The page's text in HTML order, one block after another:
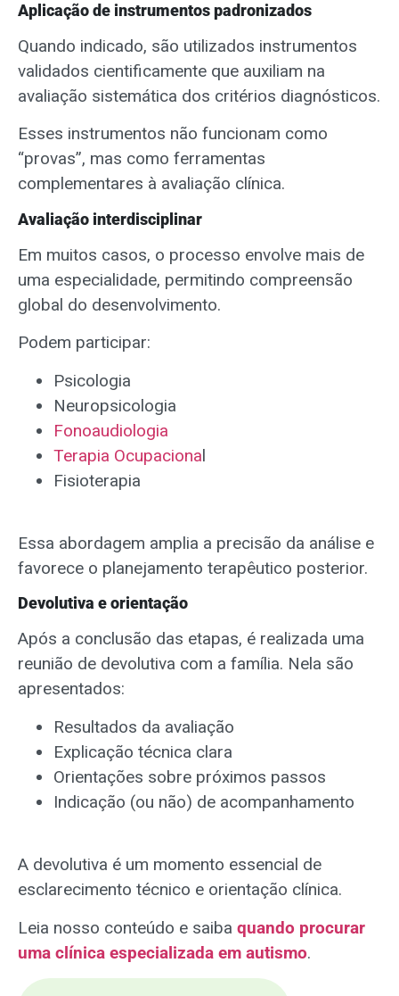
Aplicação de instrumentos padronizados
Quando indicado, são utilizados instrumentos
validados cientificamente que auxiliam na
avaliação sistemática dos critérios diagnósticos.
Esses instrumentos não funcionam como
“provas”, mas como ferramentas
complementares à avaliação clínica.
Avaliação interdisciplinar
Em muitos casos, o processo envolve mais de
uma especialidade, permitindo compreensão
global do desenvolvimento.
Podem participar:
Psicologia
Neuropsicologia
Fonoaudiologia
Terapia Ocupacional
Fisioterapia
Essa abordagem amplia a precisão da análise e
favorece o planejamento terapêutico posterior.
Devolutiva e orientação
Após a conclusão das etapas, é realizada uma
reunião de devolutiva com a família. Nela são
apresentados:
Resultados da avaliação
Explicação técnica clara
Orientações sobre próximos passos
Indicação (ou não) de acompanhamento
A devolutiva é um momento essencial de
esclarecimento técnico e orientação clínica.
Leia nosso conteúdo e saiba quando procurar
uma clínica especializada em autismo.